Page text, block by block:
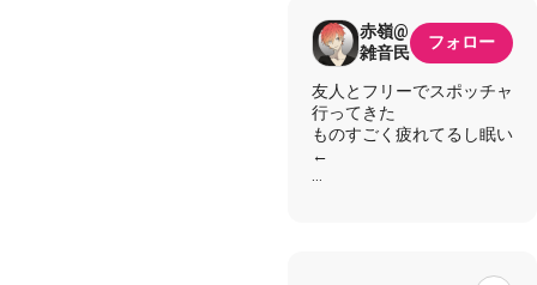
赤嶺@
雑音民
フォロー
友人とフリーでスポッチャ
行ってきた
ものすごく疲れてるし眠い
←